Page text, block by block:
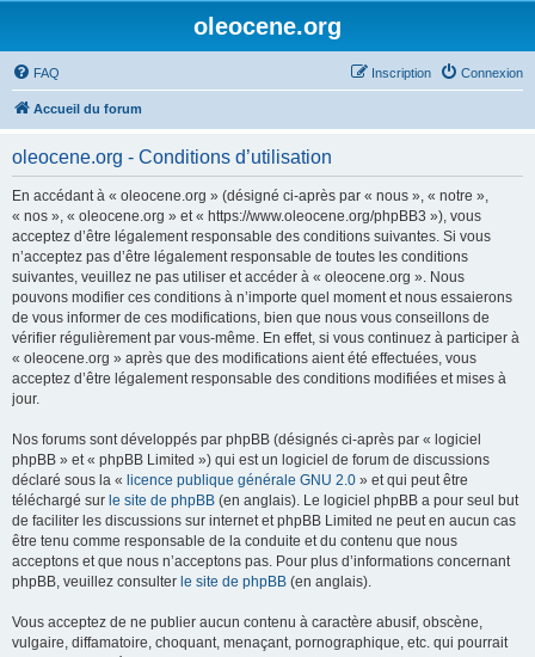
oleocene.org
FAQ Connexion
Inscription
Accueil du forum
oleocene.org - Conditions d’utilisation
En accédant à « oleocene.org » (désigné ci-après par « nous », « notre »,
« nos », « oleocene.org » et « https://www.oleocene.org/phpBB3 »), vous
acceptez d’être légalement responsable des conditions suivantes. Si vous
n’acceptez pas d’être légalement responsable de toutes les conditions
suivantes, veuillez ne pas utiliser et accéder à « oleocene.org ». Nous
pouvons modifier ces conditions à n’importe quel moment et nous essaierons
de vous informer de ces modifications, bien que nous vous conseillons de
vérifier régulièrement par vous-même. En effet, si vous continuez à participer à
« oleocene.org » après que des modifications aient été effectuées, vous
acceptez d’être légalement responsable des conditions modifiées et mises à
jour.
Nos forums sont développés par phpBB (désignés ci-après par « logiciel
phpBB » et « phpBB Limited ») qui est un logiciel de forum de discussions
déclaré sous la « licence publique générale GNU 2.0 » et qui peut être
téléchargé sur le site de phpBB (en anglais). Le logiciel phpBB a pour seul but
de faciliter les discussions sur internet et phpBB Limited ne peut en aucun cas
être tenu comme responsable de la conduite et du contenu que nous
acceptons et que nous n’acceptons pas. Pour plus d’informations concernant
phpBB, veuillez consulter le site de phpBB (en anglais).
Vous acceptez de ne publier aucun contenu à caractère abusif, obscène,
vulgaire, diffamatoire, choquant, menaçant, pornographique, etc. qui pourrait